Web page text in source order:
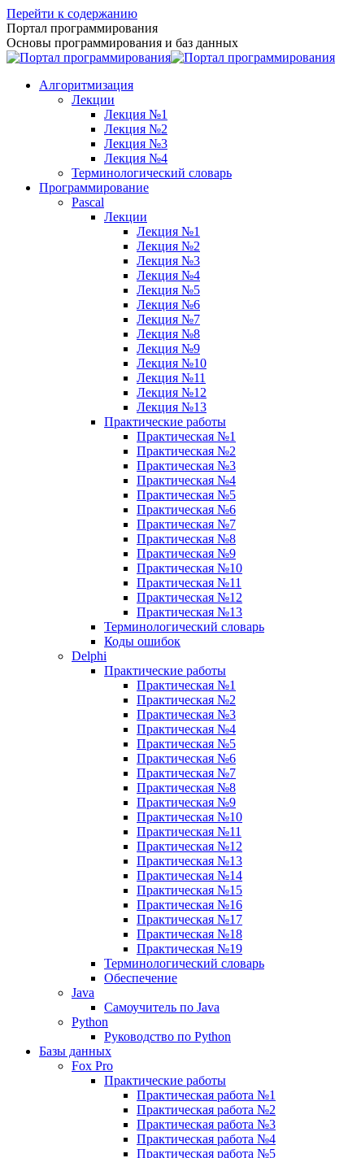
Перейти к содержанию
Портал программирования
Основы программирования и баз данных
Алгоритмизация
Лекции
Лекция №1
Лекция №2
Лекция №3
Лекция №4
Терминологический словарь
Программирование
Pascal
Лекции
Лекция №1
Лекция №2
Лекция №3
Лекция №4
Лекция №5
Лекция №6
Лекция №7
Лекция №8
Лекция №9
Лекция №10
Лекция №11
Лекция №12
Лекция №13
Практические работы
Практическая №1
Практическая №2
Практическая №3
Практическая №4
Практическая №5
Практическая №6
Практическая №7
Практическая №8
Практическая №9
Практическая №10
Практическая №11
Практическая №12
Практическая №13
Терминологический словарь
Коды ошибок
Delphi
Практические работы
Практическая №1
Практическая №2
Практическая №3
Практическая №4
Практическая №5
Практическая №6
Практическая №7
Практическая №8
Практическая №9
Практическая №10
Практическая №11
Практическая №12
Практическая №13
Практическая №14
Практическая №15
Практическая №16
Практическая №17
Практическая №18
Практическая №19
Терминологический словарь
Обеспечение
Java
Самоучитель по Java
Python
Руководство по Python
Базы данных
Fox Pro
Практические работы
Практическая работа №1
Практическая работа №2
Практическая работа №3
Практическая работа №4
Практическая работа №5